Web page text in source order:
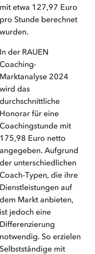
mit etwa 127,97 Euro
pro Stunde berechnet
wurden.
In der RAUEN
Coaching-
Marktanalyse 2024
wird das
durchschnittliche
Honorar für eine
Coachingstunde mit
175,98 Euro netto
angegeben. Aufgrund
der unterschiedlichen
Coach-Typen, die ihre
Dienstleistungen auf
dem Markt anbieten,
ist jedoch eine
Differenzierung
notwendig. So erzielen
Selbstständige mit